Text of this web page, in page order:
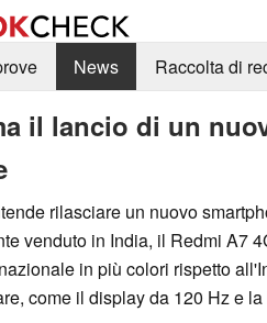
News Raccolta di
il lancio di un
rilasciare un nuovo
venduto in India, il Redmi A7
in più colori rispetto
come il display da 120 Hz e